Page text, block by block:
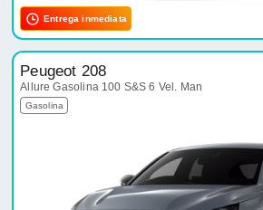
Entrega inmediata
Peugeot 208
Allure Gasolina 100 S&S 6 Vel. Man
Gasolina